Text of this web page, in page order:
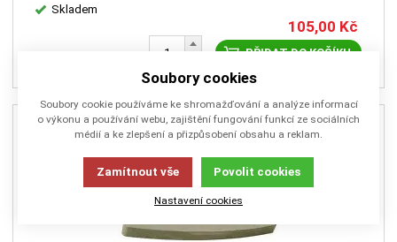
Skladem
105,00 Kč
PŘIDAT DO KOŠÍKU
Soubory cookies
Soubory cookie používáme ke shromažďování a analýze informací
o výkonu a používání webu, zajištění fungování funkcí ze sociálních
médií a ke zlepšení a přizpůsobení obsahu a reklam.
Zamítnout vše Povolit cookies
Nastavení cookies